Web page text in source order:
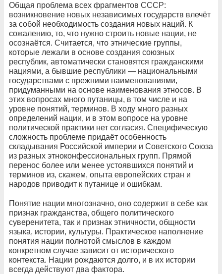
Общая проблема всех фрагментов СССР:
возникновение новых независимых государств влечёт
за собой необходимость создания новых наций. К
сожалению, то, что нужно строить новые нации, не
осознаётся. Считается, что этнические группы,
которые лежали в основе создания союзных
республик, автоматически становятся гражданскими
нациями, а бывшие респуб­лики — национальными
государствами с прежними наименованиями,
придуманными на основе наименования этносов. В
этих вопросах много путаницы, в том числе и на
уровне понятий, терминов. В ходу много разных
определений нации, и в этом вопросе на уровне
политической практики нет согласия. Специфическую
сложность проблеме придаёт особенность
складывания Российской империи и Советского Союза
из разных этноконфессиональных групп. Прямой
перенос более или менее устоявшихся понятий и
терминов из, скажем, опыта европейских стран и
народов приводит к путанице и ошибкам.
Понятие нации многозначно, оно содержит в себе как
признак гражданства, общего политического
суверенитета, так и признак этничности, общности
языка, истории, культуры. Практическое наполнение
понятия нации полнотой смыслов в каждом
конкретном случае зависит от исторического
контекста. Нации рождаются долго, и в их истории
всегда действуют два фактора.